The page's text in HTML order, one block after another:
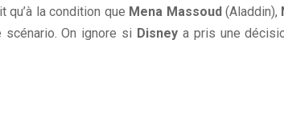
qu’à la condition que Mena Massoud (Aladdin),
scénario. On ignore si Disney a pris une